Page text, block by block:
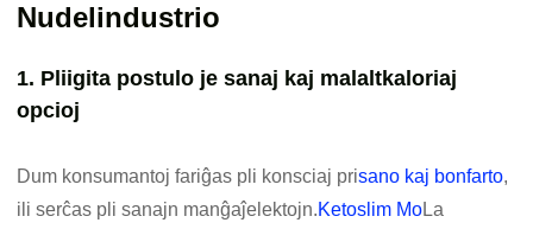
Nudelindustrio
1. Pliigita postulo je sanaj kaj malaltkaloriaj
opcioj
Dum konsumantoj fariĝas pli konsciaj prisano kaj bonfarto,
ili serĉas pli sanajn manĝaĵelektojn.Ketoslim MoLa